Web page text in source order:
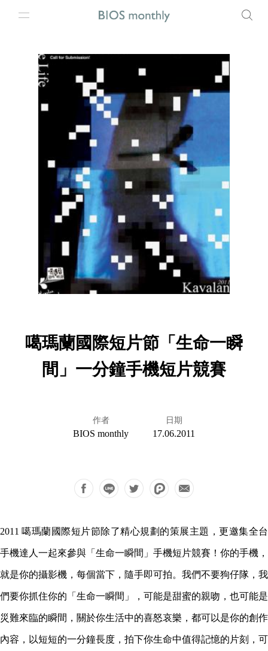
噶瑪蘭國際短片節「生命一瞬
間」一分鐘手機短片競賽
作者
BIOS monthly
日期
17.06.2011
2011 噶瑪蘭國際短片節除了精心規劃的策展主題，更邀集全台
手機達人一起來參與「生命一瞬間」手機短片競賽！你的手機，
就是你的攝影機，每個當下，隨手即可拍。我們不要狗仔隊，我
們要你抓住你的「生命一瞬間」，可能是甜蜜的親吻，也可能是
災難來臨的瞬間，關於你生活中的喜怒哀樂，都可以是你的創作
內容，以短短的一分鐘長度，拍下你生命中值得記憶的片刻，可